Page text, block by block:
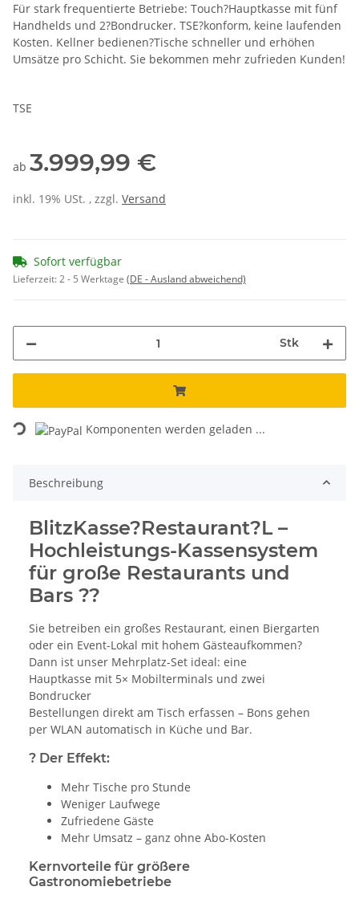
Für stark frequentierte Betriebe: Touch?Hauptkasse mit fünf
Handhelds und 2?Bondrucker. TSE?konform, keine laufenden
Kosten. Kellner bedienen?Tische schneller und erhöhen
Umsätze pro Schicht. Sie bekommen mehr zufrieden Kunden!
TSE
ab 3.999,99 €
inkl. 19% USt. , zzgl. Versand
Sofort verfügbar
Lieferzeit:2 - 5 Werktage (DE - Ausland abweichend)
Stk
Loading... Komponenten werden geladen ...
Beschreibung
BlitzKasse?Restaurant?L –
Hochleistungs-Kassensystem
für große Restaurants und
Bars ??
Sie betreiben ein großes Restaurant, einen Biergarten
oder ein Event-Lokal mit hohem Gästeaufkommen?
Dann ist unser Mehrplatz-Set ideal: eine
Hauptkasse mit 5× Mobilterminals und zwei
Bondrucker
Bestellungen direkt am Tisch erfassen – Bons gehen
per WLAN automatisch in Küche und Bar.
? Der Effekt:
Mehr Tische pro Stunde
Weniger Laufwege
Zufriedene Gäste
Mehr Umsatz – ganz ohne Abo-Kosten
Kernvorteile für größere
Gastronomiebetriebe